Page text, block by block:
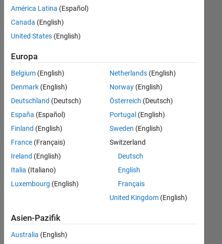
Marketing Services
es
keine
offenen
Stellen,
Ihren
Suchkriterien
entsprechen.
können
die
Suchkriterien
weiter
fassen
oder
alle
Stellenangebote
anzeigen .
noch
keine
América Latina (Español)
Canada (English)
United States (English)
Europa
Belgium (English)
Denmark (English)
Deutschland (Deutsch)
España (Español)
Finland (English)
France (Français)
Ireland (English)
Italia (Italiano)
Luxembourg (English)
Netherlands(English)
Norway(English)
Österreich (Deutsch)
Portugal (English)
Sweden (English)
Switzerland
Deutsch
English
Français
United Kingdom(English)
Asien-Pazifik
Australia (English)